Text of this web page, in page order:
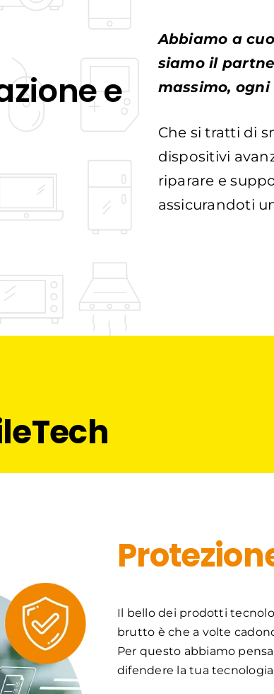
e
Abbiamo a
siamo il
massimo, ogni
Che si tratti di
dispositivi
riparare e
assicurandoti
Il bello dei prodotti
brutto è che a volte
Per questo abbiamo
difendere la tua